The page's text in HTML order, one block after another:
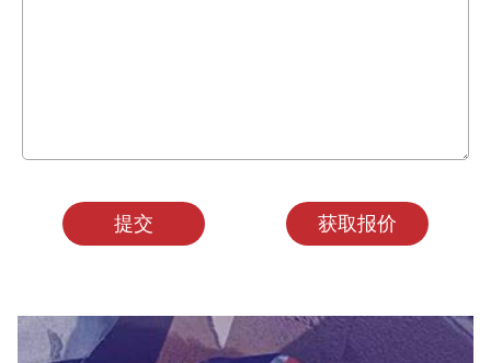
提交 获取报价